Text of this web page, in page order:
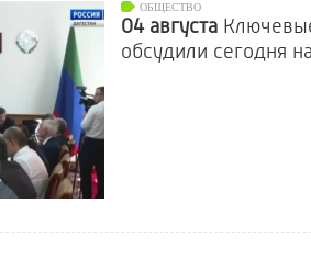
ОБЩЕСТВО
04 августа
обсудили сегодня